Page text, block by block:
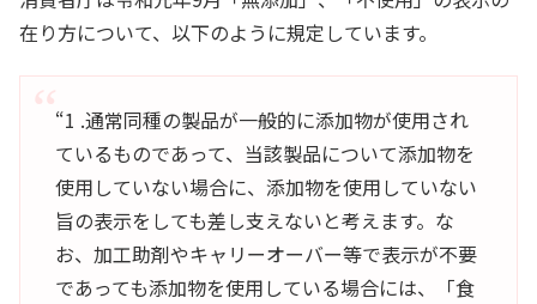
在り方について、以下のように規定しています。
“1 .通常同種の製品が一般的に添加物が使用され
ているものであって、当該製品について添加物を
使用していない場合に、添加物を使用していない
旨の表示をしても差し支えないと考えます。な
お、加工助剤やキャリーオーバー等で表示が不要
であっても添加物を使用している場合には、「食